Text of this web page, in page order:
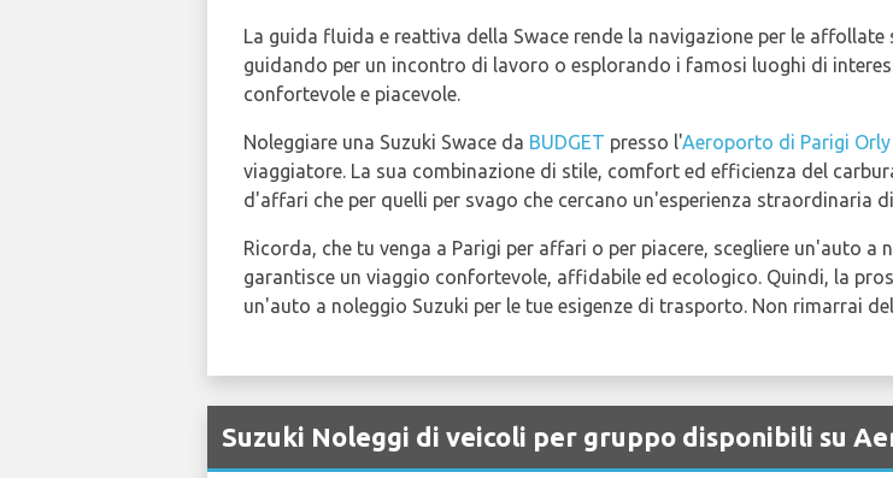
La guida fluida e reattiva della Swace rende la navigazione per le
guidando per un incontro di lavoro o esplorando i famosi luoghi di
confortevole e piacevole.
Noleggiare una Suzuki Swace da BUDGET presso l'Aeroporto di Parigi Orly
viaggiatore. La sua combinazione di stile, comfort ed efficienza del
d'affari che per quelli per svago che cercano un'esperienza straordinaria di
Ricorda, che tu venga a Parigi per affari o per piacere, scegliere un'auto
garantisce un viaggio confortevole, affidabile ed ecologico. Quindi, la
un'auto a noleggio Suzuki per le tue esigenze di trasporto. Non rimarrai
Suzuki Noleggi di veicoli per gruppo disponibili su